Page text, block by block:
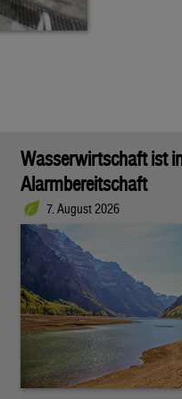
Wasserwirtschaft ist
Alarmbereitschaft
7. August 2026